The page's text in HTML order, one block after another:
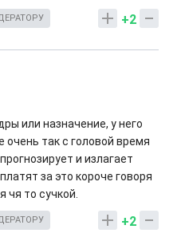
+2
или назначение, у него
очень так с головой время
и излагает
за это короче говоря
чя то сучкой.
+2